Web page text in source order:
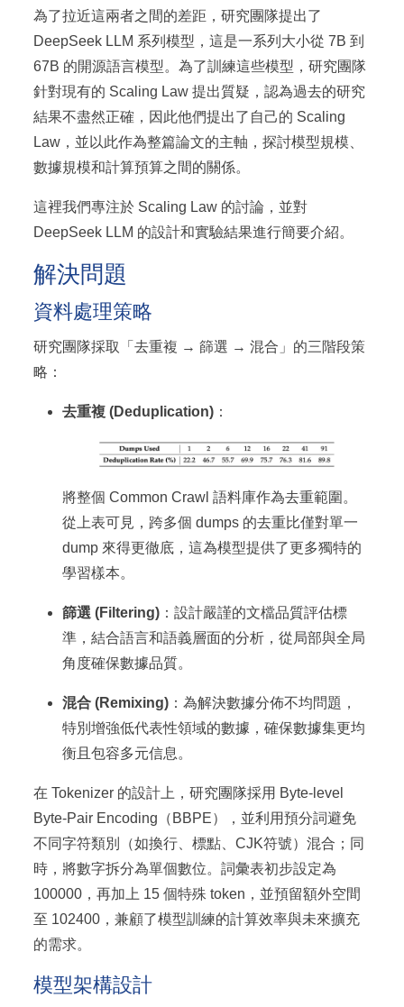
為了拉近這兩者之間的差距，研究團隊提出了
DeepSeek LLM 系列模型，這是一系列大小從 7B 到
67B 的開源語言模型。為了訓練這些模型，研究團隊
針對現有的 Scaling Law 提出質疑，認為過去的研究
結果不盡然正確，因此他們提出了自己的 Scaling
Law，並以此作為整篇論文的主軸，探討模型規模、
數據規模和計算預算之間的關係。
這裡我們專注於 Scaling Law 的討論，並對
DeepSeek LLM 的設計和實驗結果進行簡要介紹。
解決問題
資料處理策略
研究團隊採取「去重複 → 篩選 → 混合」的三階段策
略：
去重複 (Deduplication) ：
將整個 Common Crawl 語料庫作為去重範圍。
從上表可見，跨多個 dumps 的去重比僅對單一
dump 來得更徹底，這為模型提供了更多獨特的
學習樣本。
篩選 (Filtering) ：設計嚴謹的文檔品質評估標
準，結合語言和語義層面的分析，從局部與全局
角度確保數據品質。
混合 (Remixing) ：為解決數據分佈不均問題，
特別增強低代表性領域的數據，確保數據集更均
衡且包容多元信息。
在 Tokenizer 的設計上，研究團隊採用 Byte-level
Byte-Pair Encoding（BBPE），並利用預分詞避免
不同字符類別（如換行、標點、CJK符號）混合；同
時，將數字拆分為單個數位。詞彙表初步設定為
100000，再加上 15 個特殊 token，並預留額外空間
至 102400，兼顧了模型訓練的計算效率與未來擴充
的需求。
模型架構設計